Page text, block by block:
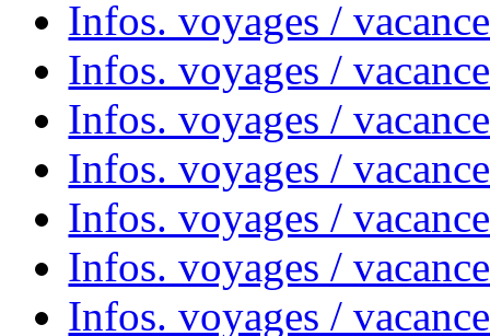
Infos. voyages /
Infos. voyages /
Infos. voyages /
Infos. voyages /
Infos. voyages /
Infos. voyages /
Infos. voyages /